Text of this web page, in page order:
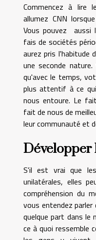
Commencez à lire
allumez CNN
Vous pouvez
aussi
fais de sociétés
aurez pris l'habitude
une seconde
qu'avec le temps,
plus attentif à ce
nous entoure. Le
fait de nous de
leur communauté et
Développer
S'il est vrai que
unilatérales, elles
compréhension du
vous entendez parler
quelque part dans le
ce à quoi ressemble